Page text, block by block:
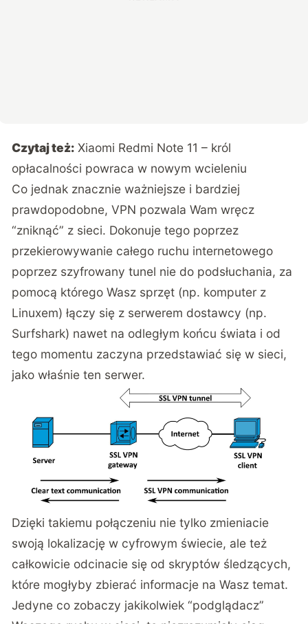
Czytaj też: Xiaomi Redmi Note 11 – król
opłacalności powraca w nowym wcieleniu
Co jednak znacznie ważniejsze i bardziej
prawdopodobne, VPN pozwala Wam wręcz
“zniknąć” z sieci. Dokonuje tego poprzez
przekierowywanie całego ruchu internetowego
poprzez szyfrowany tunel nie do podsłuchania, za
pomocą którego Wasz sprzęt (np. komputer z
Linuxem) łączy się z serwerem dostawcy (np.
Surfshark) nawet na odległym końcu świata i od
tego momentu zaczyna przedstawiać się w sieci,
jako właśnie ten serwer.
Dzięki takiemu połączeniu nie tylko zmieniacie
swoją lokalizację w cyfrowym świecie, ale też
całkowicie odcinacie się od skryptów śledzących,
które mogłyby zbierać informacje na Wasz temat.
Jedyne co zobaczy jakikolwiek “podglądacz”